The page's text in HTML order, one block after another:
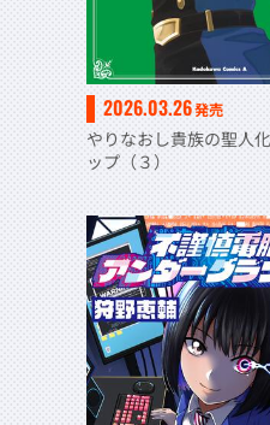
2026.03.26発売
やりなおし貴族の聖人
ップ（３）